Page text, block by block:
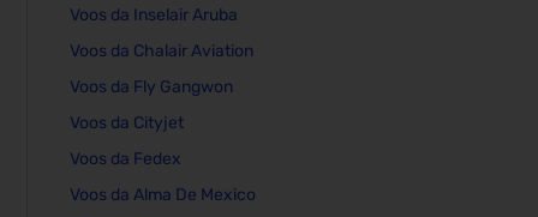
Voos da Inselair Aruba
Voos da Chalair Aviation
Voos da Fly Gangwon
Voos da Cityjet
Voos da Fedex
Voos da Alma De Mexico